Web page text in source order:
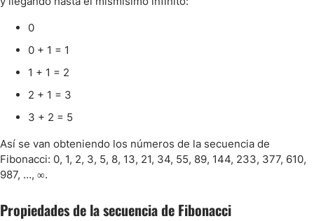
0
0 + 1 = 1
1 + 1 = 2
2 + 1 = 3
3 + 2 = 5
Así se van obteniendo los números de la secuencia de
Fibonacci: 0, 1, 2, 3, 5, 8, 13, 21, 34, 55, 89, 144, 233, 377, 610,
987, …, ∞.
Propiedades de la secuencia de Fibonacci